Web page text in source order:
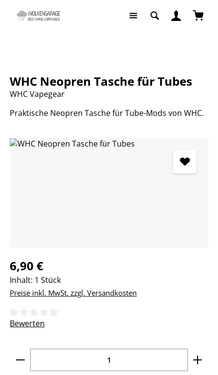
Zum Hauptinhalt springen
WHC Neopren Tasche für Tubes
WHC Vapegear
Praktische Neopren Tasche für Tube-Mods von WHC.
Bildergalerie überspringen
Regulärer Preis:
6,90 €
Inhalt: 1 Stück
Preise inkl. MwSt. zzgl. Versandkosten
Durchschnittliche Bewertung von 0 von 5 Sternen
Bewerten
Produkt Anzahl: Gib den gewünschten Wert ein